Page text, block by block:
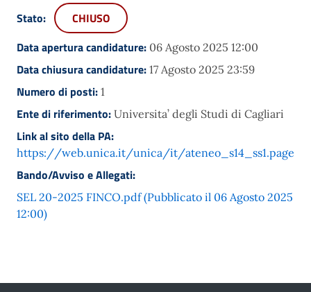
Stato:
CHIUSO
Data apertura candidature: 06 Agosto 2025 12:00
Data chiusura candidature: 17 Agosto 2025 23:59
Numero di posti: 1
Ente di riferimento: Universita’ degli Studi di Cagliari
Link al sito della PA:
https://web.unica.it/unica/it/ateneo_s14_ss1.page
Bando/Avviso e Allegati:
SEL 20-2025 FINCO.pdf (Pubblicato il 06 Agosto 2025
12:00)